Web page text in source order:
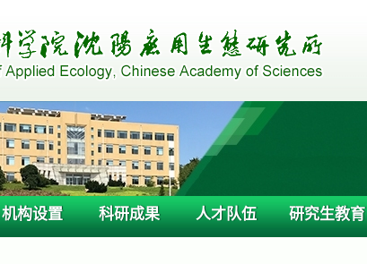
机构设置 科研成果 人才队伍 研究生教育